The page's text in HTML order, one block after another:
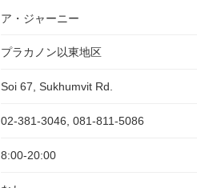
ア・ジャーニー
プラカノン以東地区
Soi 67, Sukhumvit Rd.
02-381-3046, 081-811-5086
8:00-20:00